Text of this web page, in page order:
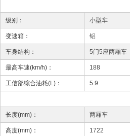
级别： 小型车
变速箱： 铝
车身结构： 5门5座两厢车
最高车速(km/h)： 188
工信部综合油耗(L)： 5.9
长度(mm)： 两厢车
高度(mm)： 1722